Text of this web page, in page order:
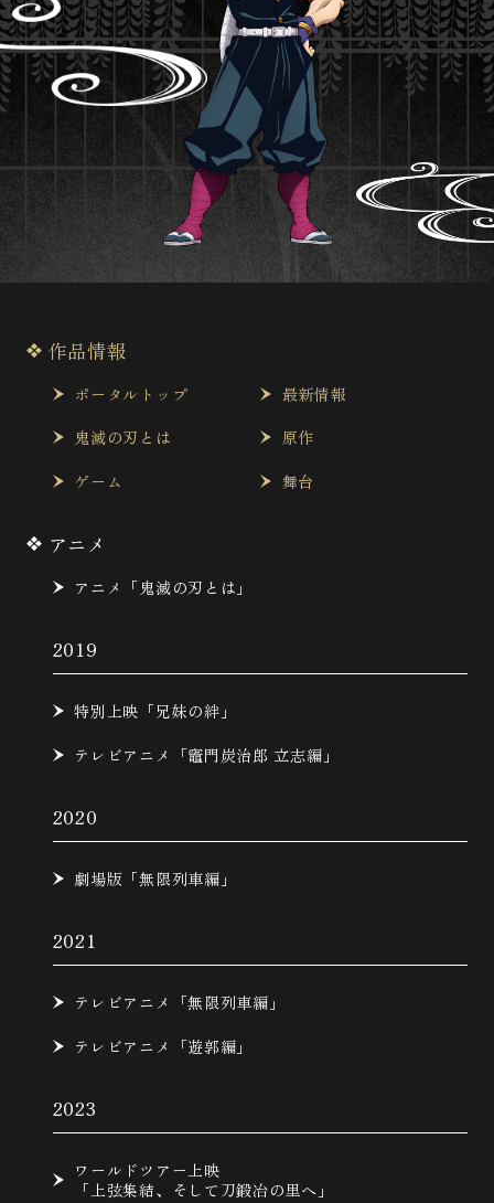
作品情報
ポータルトップ
最新情報
鬼滅の刃とは
原作
ゲーム
舞台
アニメ
アニメ「鬼滅の刃とは」
2019
特別上映「兄妹の絆」
テレビアニメ「竈門炭治郎 立志編」
2020
劇場版「無限列車編」
2021
テレビアニメ「無限列車編」
テレビアニメ「遊郭編」
2023
ワールドツアー上映
「上弦集結、そして刀鍛冶の里へ」